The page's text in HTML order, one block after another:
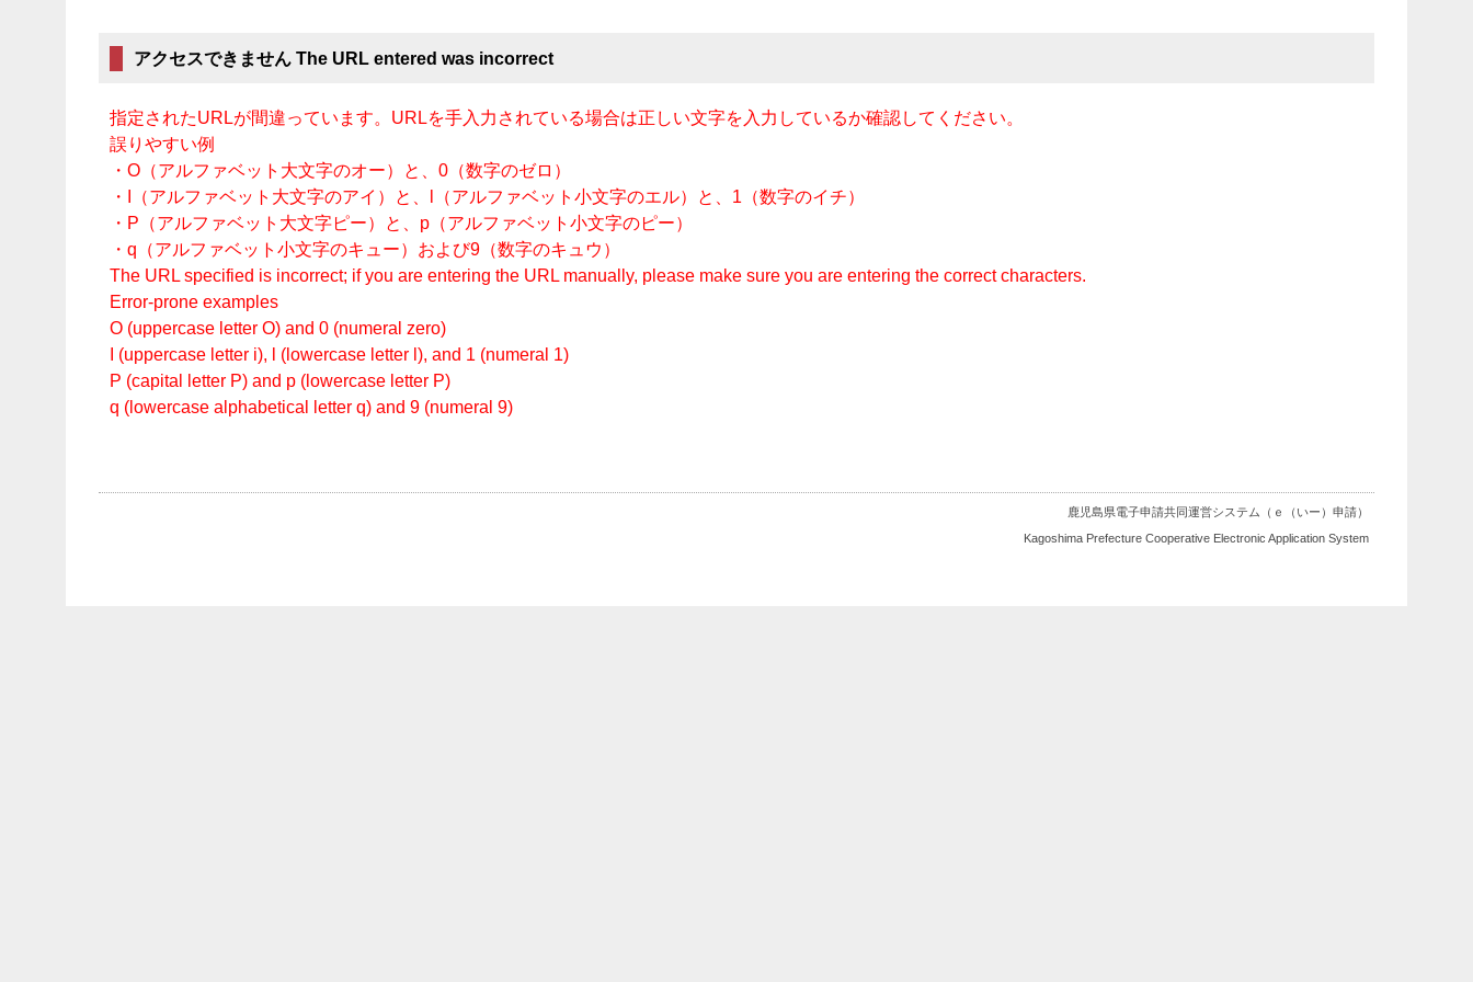
アクセスできません The URL entered was incorrect
指定されたURLが間違っています。URLを手入力されている場合は正しい文字を入力しているか確認してください。
誤りやすい例
・O（アルファベット大文字のオー）と、0（数字のゼロ）
・I（アルファベット大文字のアイ）と、l（アルファベット小文字のエル）と、1（数字のイチ）
・P（アルファベット大文字ピー）と、p（アルファベット小文字のピー）
・q（アルファベット小文字のキュー）および9（数字のキュウ）
The URL specified is incorrect; if you are entering the URL manually, please make sure you are entering the correct characters.
Error-prone examples
O (uppercase letter O) and 0 (numeral zero)
I (uppercase letter i), l (lowercase letter l), and 1 (numeral 1)
P (capital letter P) and p (lowercase letter P)
q (lowercase alphabetical letter q) and 9 (numeral 9)
鹿児島県電子申請共同運営システム（ｅ（いー）申請）
Kagoshima Prefecture Cooperative Electronic Application System